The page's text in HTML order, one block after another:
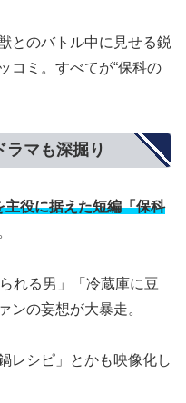
とのバトル中に見せる鋭
コミ。すべてが“保科の
ラマも深掘り
主役に据えた短編「保科
れる男」「冷蔵庫に豆
ンの妄想が大暴走。
レシピ」とかも映像化し